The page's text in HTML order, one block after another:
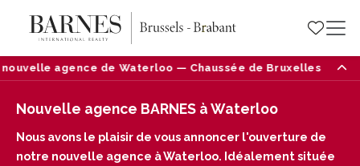
agence de Waterloo — Chaussée de Bruxelles 87,
Nouvelle agence BARNES à Waterloo
Nous avons le plaisir de vous annoncer l'ouverture de
notre nouvelle agence à Waterloo. Idéalement située